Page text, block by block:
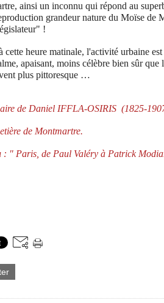
ainsi un inconnu qui répond au
grandeur nature du Moïse de
!
heure matinale, l'activité urbaine
apaisant, moins célèbre bien sûr
plus pittoresque …
de Daniel IFFLA-OSIRIS (1825-
de Montmartre.
: " Paris, de Paul Valéry à Patrick